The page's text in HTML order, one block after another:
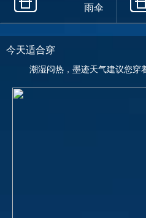
雨伞
今天适合穿
潮湿闷热，墨迹天气建议您穿